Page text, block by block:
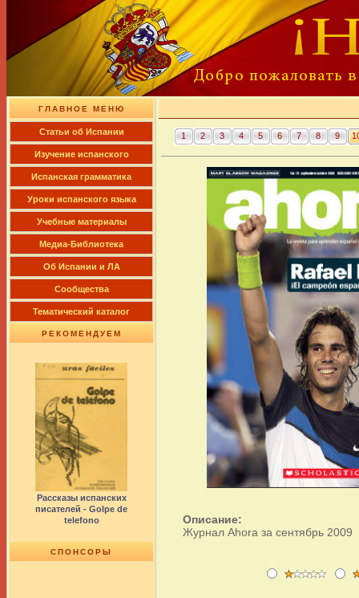
ГЛАВНОЕ МЕНЮ
Cтатьи об Испании
Изучение испанского
Испанская грамматика
Уроки испанского языка
Учебные материалы
Медиа-Библиотека
Об Испании и ЛА
Сообщества
Тематический каталог
РЕКОМЕНДУЕМ
Рассказы испанских
писателей - Golpe de
telefono
СПОНСОРЫ
1 2 3 4 5 6 7 8 9
Описание:
Журнал Ahora за сентябрь 2009